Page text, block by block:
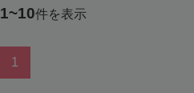
1~10件を表示
1